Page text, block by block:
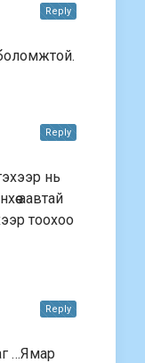
Reply
нь
аавтай
тоохоо
Reply
…Ямар
Reply